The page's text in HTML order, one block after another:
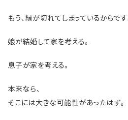
もう、縁が切れてしまっているからです
娘が結婚して家を考える。
息子が家を考える。
本来なら、
そこには大きな可能性があったはず。